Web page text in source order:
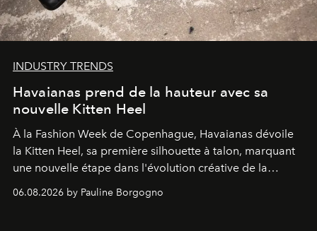
INDUSTRY TRENDS
Havaianas prend de la hauteur avec sa
nouvelle Kitten Heel
À la Fashion Week de Copenhague, Havaianas dévoile
la Kitten Heel, sa première silhouette à talon, marquant
une nouvelle étape dans l'évolution créative de la
06.08.2026 by Pauline Borgogno